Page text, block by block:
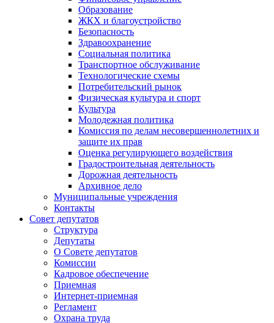
Образование
ЖКХ и благоустройство
Безопасность
Здравоохранение
Социальная политика
Транспортное обслуживание
Технологические схемы
Потребительский рынок
Физическая культура и спорт
Культура
Молодежная политика
Комиссия по делам несовершеннолетних и
защите их прав
Оценка регулирующего воздействия
Градостроительная деятельность
Дорожная деятельность
Архивное дело
Муниципальные учреждения
Контакты
Совет депутатов
Структура
Депутаты
О Совете депутатов
Комиссии
Кадровое обеспечение
Приемная
Интернет-приемная
Регламент
Охрана труда